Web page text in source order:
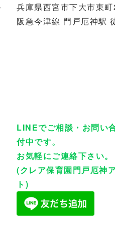
兵庫県西宮市下大市東
阪急今津線 門戸厄神駅
LINEでご相談・お問い
付中です。
お気軽にご連絡下さい。
(クレア保育園門戸厄神
ト)